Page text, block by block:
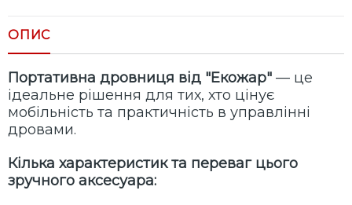
ОПИС
Портативна дровниця від "Екожар" — це
ідеальне рішення для тих, хто цінує
мобільність та практичність в управлінні
дровами.
Кілька характеристик та переваг цього
зручного аксесуара: